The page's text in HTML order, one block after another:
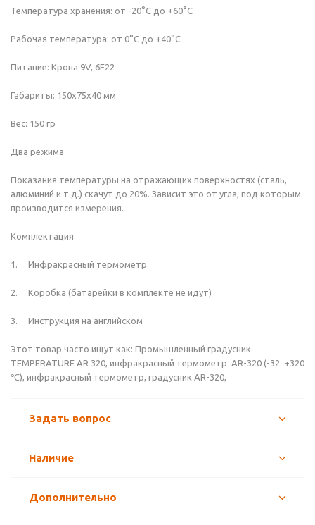
Температура хранения: от -20°С до +60°С
Рабочая температура: от 0°С до +40°С
Питание: Крона 9V, 6F22
Габариты: 150х75х40 мм
Вес: 150 гр
Два режима
Показания температуры на отражающих поверхностях (сталь,
алюминий и т.д.) скачут до 20%. Зависит это от угла, под которым
производится измерения.
Комплектация
1. Инфракрасный термометр
2. Коробка (батарейки в комплекте не идут)
3. Инструкция на английском
Этот товар часто ищут как: Промышленный градусник
TEMPERATURE AR 320, инфракрасный термометр AR-320 (-32 +320
℃), инфракрасный термометр, градусник AR-320,
Задать вопрос
Наличие
Дополнительно